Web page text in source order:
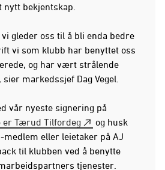
bekjentskap.
gleder oss til å bli enda bedre
vi som klubb har benyttet oss
og har vært strålende
markedssjef Dag Vegel.
vår nyeste signering på
er Tærud Tilfordeg
og husk
eller leietaker på AJ
til klubben ved å benytte
tjenester.